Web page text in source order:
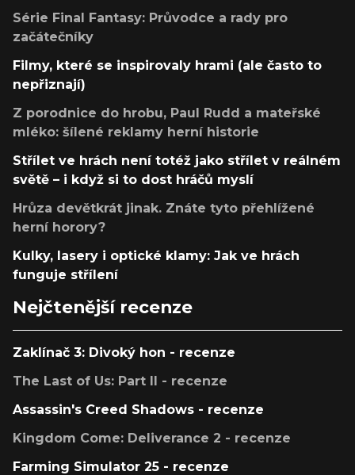
Série Final Fantasy: Průvodce a rady pro
začátečníky
Filmy, které se inspirovaly hrami (ale často to
nepřiznají)
Z porodnice do hrobu, Paul Rudd a mateřské
mléko: šílené reklamy herní historie
Střílet ve hrách není totéž jako střílet v reálném
světě – i když si to dost hráčů myslí
Hrůza devětkrát jinak. Znáte tyto přehlížené
herní horory?
Kulky, lasery i optické klamy: Jak ve hrách
funguje střílení
Nejčtenější recenze
Zaklínač 3: Divoký hon - recenze
The Last of Us: Part II - recenze
Assassin's Creed Shadows - recenze
Kingdom Come: Deliverance 2 - recenze
Farming Simulator 25 - recenze